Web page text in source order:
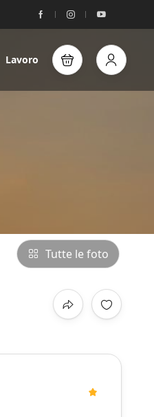
Lavoro
Tutte le foto